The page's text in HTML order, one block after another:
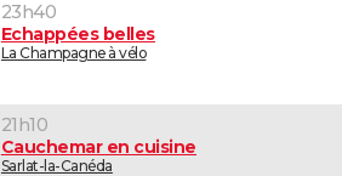
23h40
Echappées belles
La Champagne à vélo
21h10
Cauchemar en cuisine
Sarlat-la-Canéda